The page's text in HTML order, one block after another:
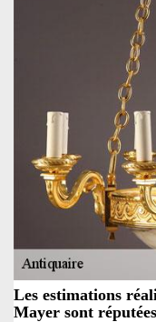
Les estimations
Mayer sont